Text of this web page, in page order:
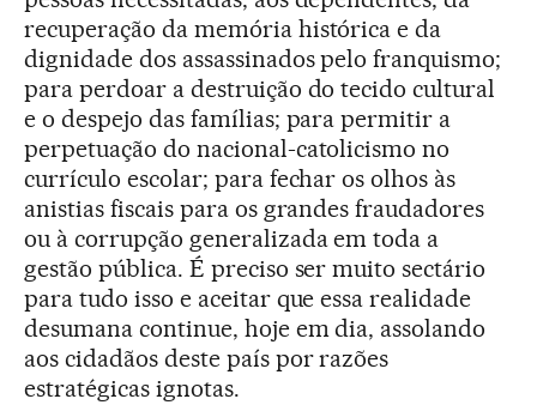
recuperação da memória histórica e da
dignidade dos assassinados pelo franquismo;
para perdoar a destruição do tecido cultural
e o despejo das famílias; para permitir a
perpetuação do nacional-catolicismo no
currículo escolar; para fechar os olhos às
anistias fiscais para os grandes fraudadores
ou à corrupção generalizada em toda a
gestão pública. É preciso ser muito sectário
para tudo isso e aceitar que essa realidade
desumana continue, hoje em dia, assolando
aos cidadãos deste país por razões
estratégicas ignotas.